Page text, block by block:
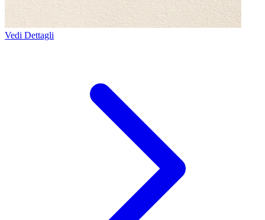
Vedi Dettagli